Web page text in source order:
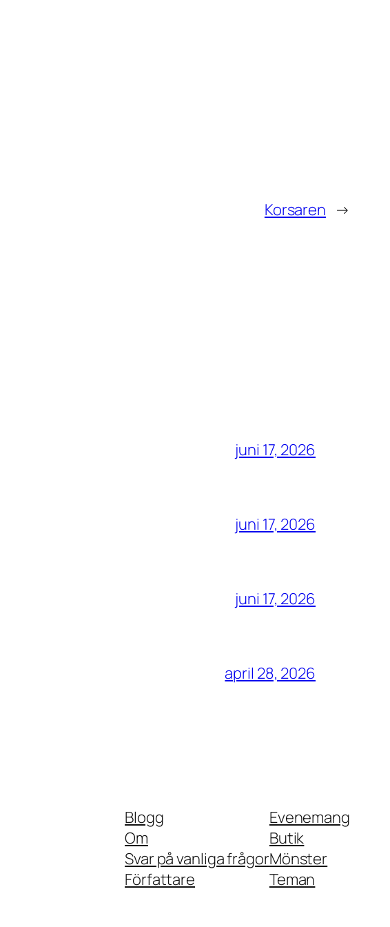
Korsaren →
juni 17, 2026
juni 17, 2026
juni 17, 2026
april 28, 2026
Blogg
Om
Svar på vanliga frågor
Författare
Evenemang
Butik
Mönster
Teman